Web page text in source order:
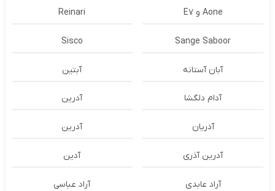
Aone و E7 Reinari
Sange Saboor
Sisco
آبان آستانه آبتین
آدام دلگشا آدرين
آدریان آدرین
آدرین آذری آدین
آراد عابدی آراد عباسی